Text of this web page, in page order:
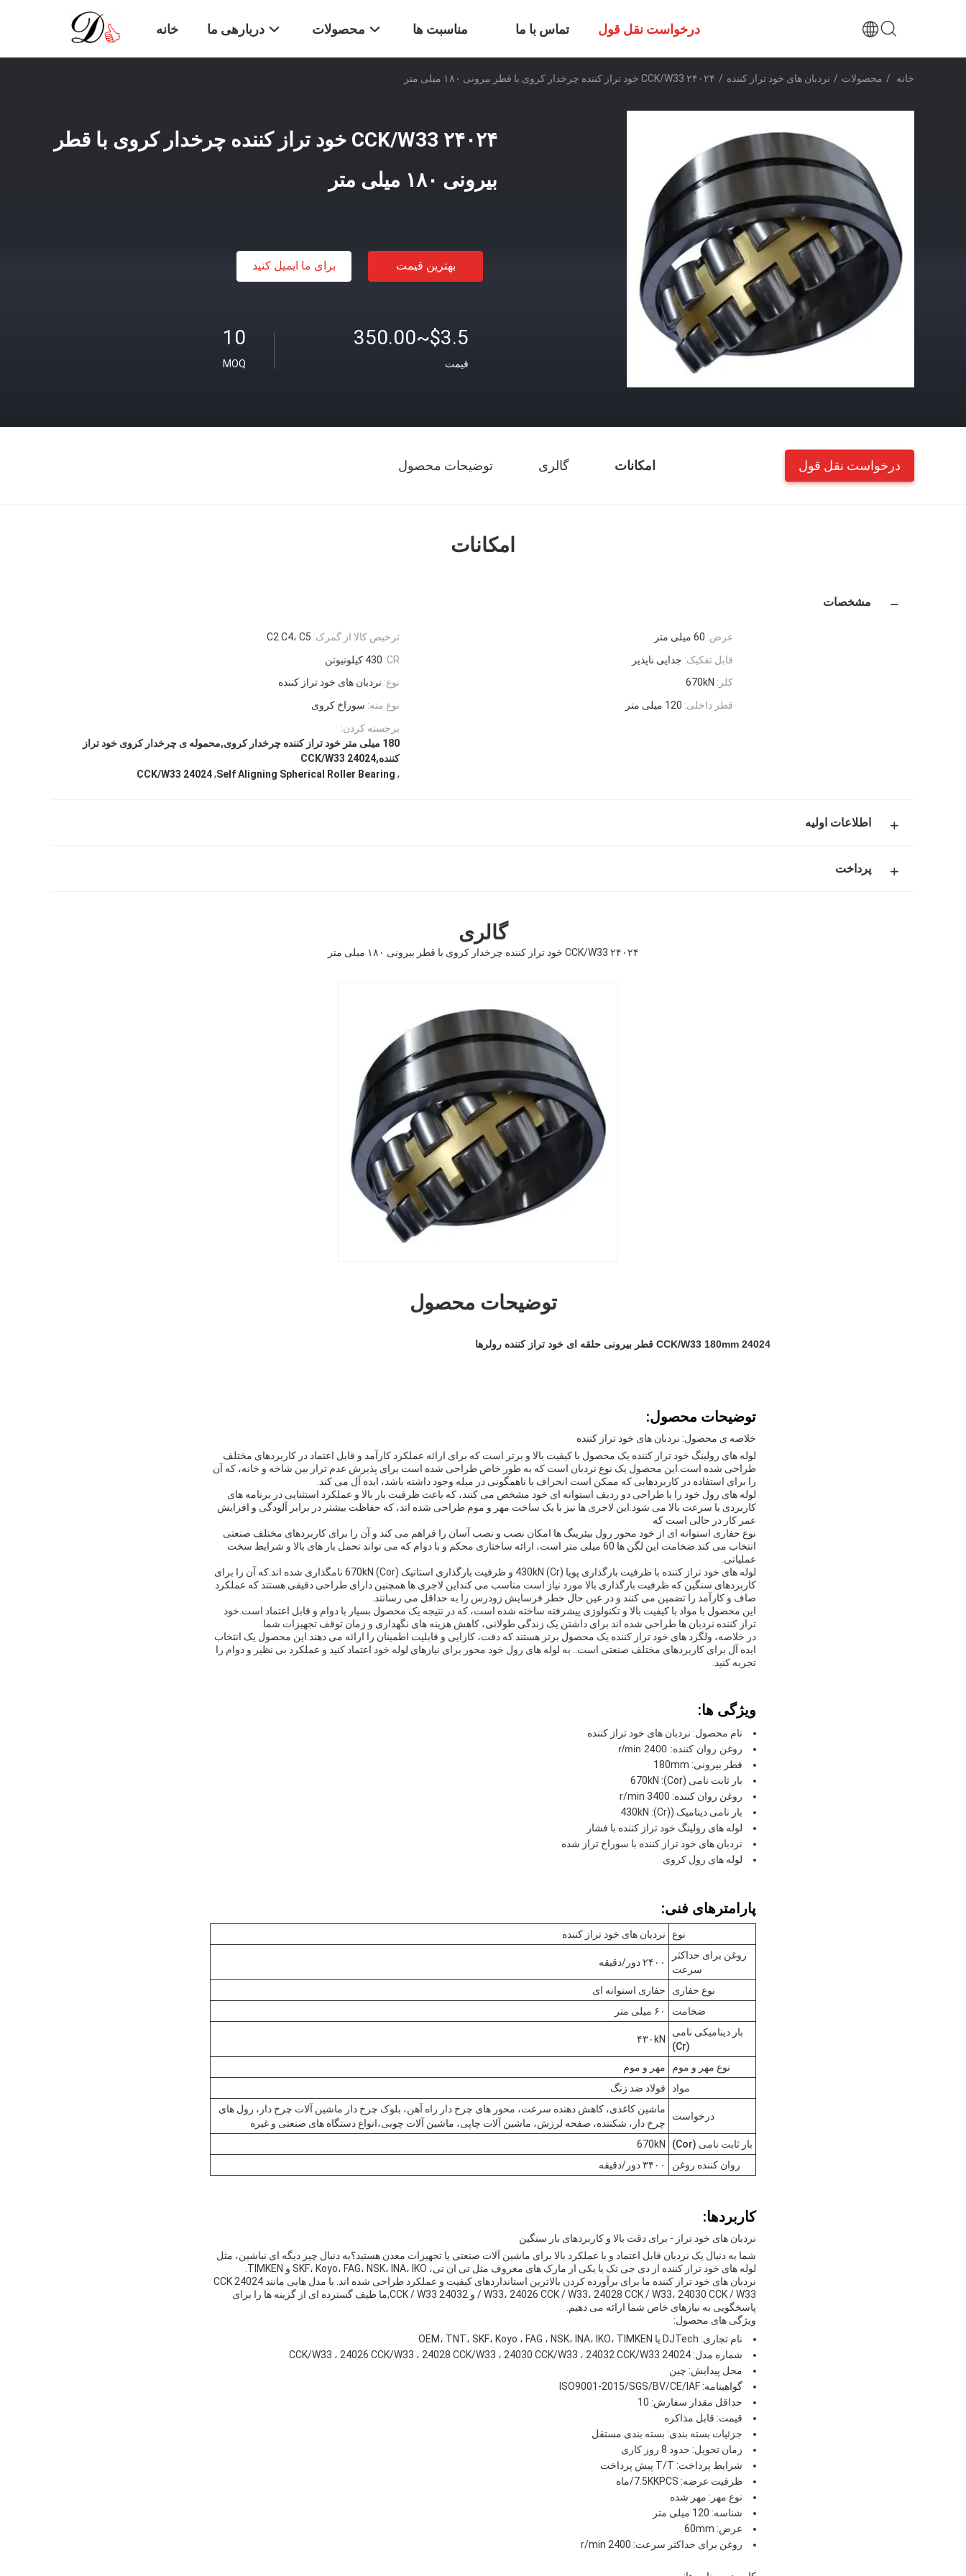
خانه دربارهی ما محصولات مناسبت ها تماس با ما درخواست نقل قول
خانه / محصولات / نردبان های خود تراز کننده / ۲۴۰۲۴ CCK/W33 خود تراز کننده چرخدار کروی با قطر بیرونی ۱۸۰ میلی متر
۲۴۰۲۴ CCK/W33 خود تراز کننده چرخدار کروی با قطر
بیرونی ۱۸۰ میلی متر
بهترین قیمت برای ما ایمیل کنید
10
MOQ
$3.5~350.00
قیمت
امکانات گالری توضیحات محصول درخواست نقل قول
امکانات
مشخصات
ترخیص کالا از گمرک: C2 C4، C5 عرض: 60 میلی متر
CR: 430 کیلونیوتن قابل تفکیک: جدایی ناپذیر
نوع: نردبان های خود تراز کننده کلر: 670kN
نوع مته: سوراخ کروی قطر داخلی: 120 میلی متر
برجسته کردن:
180 میلی متر خود تراز کننده چرخدار کروی,محموله ی چرخدار کروی خود تراز
کننده,24024 CCK/W33
,
Self Aligning Spherical Roller Bearing
,
24024 CCK/W33
اطلاعات اولیه
پرداخت
گالری
۲۴۰۲۴ CCK/W33 خود تراز کننده چرخدار کروی با قطر بیرونی ۱۸۰ میلی متر
توضیحات محصول
24024 CCK/W33 180mm قطر بیرونی حلقه ای خود تراز کننده رولرها
توضیحات محصول:
خلاصه ی محصول: نردبان های خود تراز کننده
لوله های رولینگ خود تراز کننده یک محصول با کیفیت بالا و برتر است که برای ارائه عملکرد کارآمد و قابل اعتماد در کاربردهای مختلف
طراحی شده است.این محصول یک نوع نردبان است که به طور خاص طراحی شده است برای پذیرش عدم تراز بین شاخه و خانه، که آن
را برای استفاده در کاربردهایی که ممکن است انحراف یا ناهمگونی در میله وجود داشته باشد، ایده آل می کند.
لوله های رول خود را با طراحی دو ردیف استوانه ای خود مشخص می کنند، که باعث ظرفیت بار بالا و عملکرد استثنایی در برنامه های
کاربردی با سرعت بالا می شود.این لاجری ها نیز با یک ساخت مهر و موم طراحی شده اند، که حفاظت بیشتر در برابر آلودگی و افزایش
عمر کار در حالی است که
نوع حفاری استوانه ای از خود محور رول بیئرینگ ها امکان نصب و نصب آسان را فراهم می کند و آن را برای کاربردهای مختلف صنعتی
انتخاب می کند.ضخامت این لگن ها 60 میلی متر است، ارائه ساختاری محکم و با دوام که می تواند تحمل بار های بالا و شرایط سخت
عملیاتی.
لوله های خود تراز کننده با ظرفیت بارگذاری پویا (Cr) 430kN و ظرفیت بارگذاری استاتیک (Cor) 670kN نامگذاری شده اند.که آن را برای
کاربردهای سنگین که ظرفیت بارگذاری بالا مورد نیاز است مناسب می کنداین لاجری ها همچنین دارای طراحی دقیقی هستند که عملکرد
صاف و کارآمد را تضمین می کنند و در عین حال خطر فرسایش زودرس را به حداقل می رسانند.
این محصول با مواد با کیفیت بالا و تکنولوژی پیشرفته ساخته شده است، که در نتیجه یک محصول بسیار با دوام و قابل اعتماد است.خود
تراز کننده نردبان ها طراحی شده اند برای داشتن یک زندگی طولانی، کاهش هزینه های نگهداری و زمان توقف تجهیزات شما.
در خلاصه، ولگرد های خود تراز کننده یک محصول برتر هستند که دقت، کارایی و قابلیت اطمینان را ارائه می دهند.این محصول یک انتخاب
ایده آل برای کاربردهای مختلف صنعتی است.. به لوله های رول خود محور برای نیازهای لوله خود اعتماد کنید و عملکرد بی نظیر و دوام را
تجربه کنید.
ویژگی ها:
نام محصول: نردبان های خود تراز کننده
روغن روان کننده: 2400 r/min
قطر بیرونی: 180mm
بار ثابت نامی (Cor): 670kN
روغن روان کننده: 3400 r/min
بار نامی دینامیک ((Cr): 430kN
لوله های رولینگ خود تراز کننده با فشار
نردبان های خود تراز کننده با سوراخ تراز شده
لوله های رول کروی
پارامترهای فنی:
نوع
نردبان های خود تراز کننده
روغن برای حداکثر
سرعت
۲۴۰۰ دور/دقیقه
نوع حفاری
حفاری استوانه ای
ضخامت
۶۰ میلی متر
بار دینامیکی نامی
(Cr)
۴۳۰kN
نوع مهر و موم
مهر و موم
مواد
فولاد ضد زنگ
درخواست
ماشین کاغذی، کاهش دهنده سرعت، محور های چرخ دار راه آهن، بلوک چرخ دار ماشین آلات چرخ دار، رول های
چرخ دار، شکننده، صفحه لرزش، ماشین آلات چاپی، ماشین آلات چوبی،انواع دستگاه های صنعتی و غیره
بار ثابت نامی (Cor)
670kN
روان کننده روغن
۳۴۰۰ دور/دقیقه
کاربردها:
نردبان های خود تراز - برای دقت بالا و کاربردهای بار سنگین
شما به دنبال یک نردبان قابل اعتماد و با عملکرد بالا برای ماشین آلات صنعتی یا تجهیزات معدن هستید؟به دنبال چیز دیگه ای نباشین، مثل
لوله های خود تراز کننده از دی جی تک یا یکی از مارک های معروف مثل تی ان تی، SKF، Koyo، FAG، NSK، INA، IKO و TIMKEN.
نردبان های خود تراز کننده ما برای برآورده کردن بالاترین استانداردهای کیفیت و عملکرد طراحی شده اند. با مدل هایی مانند 24024 CCK
/ W33، 24026 CCK / W33، 24028 CCK / W33، 24030 CCK / W33 و 24032 CCK / W33,ما طیف گسترده ای از گزینه ها را برای
پاسخگویی به نیازهای خاص شما ارائه می دهیم.
ویژگی های محصول:
نام تجاری: DJTech یا OEM، TNT، SKF، Koyo ، FAG ، NSK، INA، IKO، TIMKEN
شماره مدل: 24024 CCK/W33 ، 24026 CCK/W33 ، 24028 CCK/W33 ، 24030 CCK/W33 ، 24032 CCK/W33
محل پیدایش: چین
گواهینامه: ISO9001-2015/SGS/BV/CE/IAF
حداقل مقدار سفارش: 10
قیمت: قابل مذاکره
جزئیات بسته بندی: بسته بندی مستقل
زمان تحویل: حدود 8 روز کاری
شرایط پرداخت: T/T پیش پرداخت
ظرفیت عرضه: 7.5KKPCS/ماه
نوع مهر: مهر شده
شناسه: 120 میلی متر
عرض: 60mm
روغن برای حداکثر سرعت: 2400 r/min